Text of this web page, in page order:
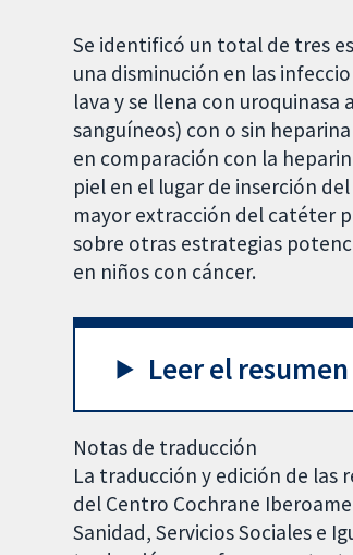
Se identificó un total de tres
una disminución en las
lava y se llena con
sanguíneos) con o sin
en comparación con la
piel en el lugar de inserción
mayor extracción del catéter
sobre otras estrategias
en niños con cáncer.
Leer el
Notas de traducción
La traducción y edición de las
del Centro Cochrane
Sanidad, Servicios Sociales e